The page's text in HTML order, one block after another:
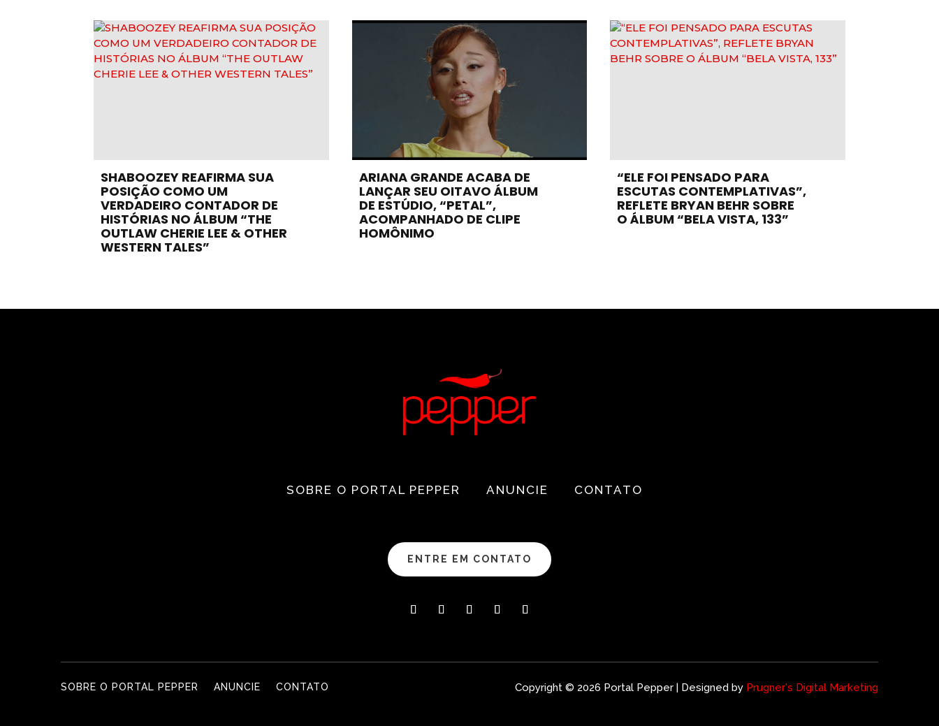
SHABOOZEY REAFIRMA SUA
POSIÇÃO COMO UM
VERDADEIRO CONTADOR DE
HISTÓRIAS NO ÁLBUM “THE
OUTLAW CHERIE LEE & OTHER
WESTERN TALES”
ARIANA GRANDE ACABA DE
LANÇAR SEU OITAVO ÁLBUM
DE ESTÚDIO, “PETAL”,
ACOMPANHADO DE CLIPE
HOMÔNIMO
“ELE FOI PENSADO PARA
ESCUTAS CONTEMPLATIVAS”,
REFLETE BRYAN BEHR SOBRE
O ÁLBUM “BELA VISTA, 133”
SOBRE O PORTAL PEPPER ANUNCIE CONTATO
ENTRE EM CONTATO
SOBRE O PORTAL PEPPER ANUNCIE CONTATO Copyright © 2026 Portal Pepper | Designed by Prugner's Digital Marketing